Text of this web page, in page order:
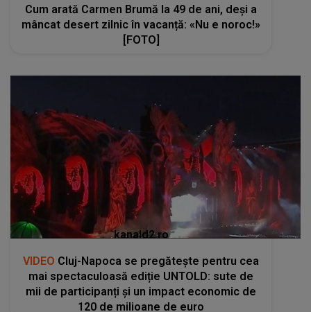
Cum arată Carmen Brumă la 49 de ani, deși a
mâncat desert zilnic în vacanță: «Nu e noroc!»
[FOTO]
kanald2.ro
VIDEO Cluj-Napoca se pregătește pentru cea
mai spectaculoasă ediție UNTOLD: sute de
mii de participanți și un impact economic de
120 de milioane de euro